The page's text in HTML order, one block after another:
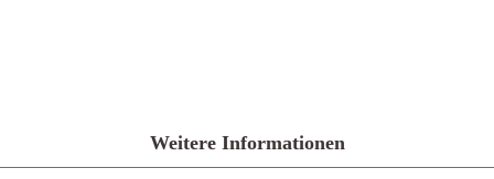
Weitere Informationen